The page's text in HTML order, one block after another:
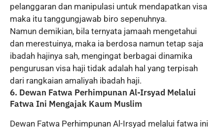
pelanggaran dan manipulasi untuk mendapatkan visa
maka itu tanggungjawab biro sepenuhnya.
Namun demikian, bila ternyata jamaah mengetahui
dan merestuinya, maka ia berdosa namun tetap saja
ibadah hajinya sah, mengingat berbagai dinamika
pengurusan visa haji tidak adalah hal yang terpisah
dari rangkaian amaliyah ibadah haji.
6. Dewan Fatwa Perhimpunan Al-Irsyad Melalui
Fatwa Ini Mengajak Kaum Muslim
Dewan Fatwa Perhimpunan Al-Irsyad melalui fatwa ini